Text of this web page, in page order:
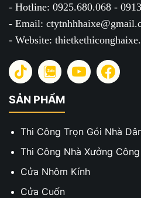
- Hotline: 0925.680.068 -
- Email:
- Website:
SẢN PHẨM
Thi Công Trọn Gói Nhà
Thi Công Nhà Xưởng
Cửa Nhôm Kính
Cửa Cuốn